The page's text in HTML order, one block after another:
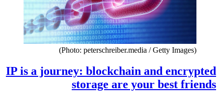
(Photo: peterschreiber.media / Getty Images)
IP is a journey: blockchain and encrypted
storage are your best friends